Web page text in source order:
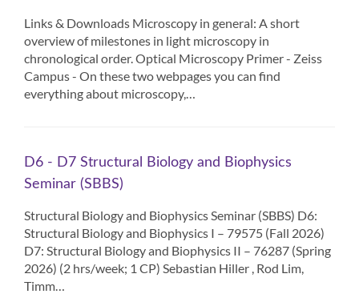
Links & Downloads Microscopy in general: A short
overview of milestones in light microscopy in
chronological order. Optical Microscopy Primer - Zeiss
Campus - On these two webpages you can find
everything about microscopy,…
D6 - D7 Structural Biology and Biophysics
Seminar (SBBS)
Structural Biology and Biophysics Seminar (SBBS) D6:
Structural Biology and Biophysics I – 79575 (Fall 2026)
D7: Structural Biology and Biophysics II – 76287 (Spring
2026) (2 hrs/week; 1 CP) Sebastian Hiller , Rod Lim,
Timm…